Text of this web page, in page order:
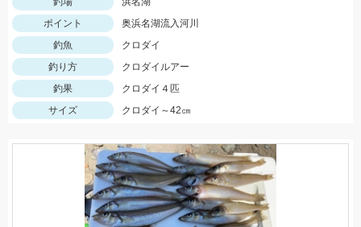
ポイント
奥浜名湖流入河川
釣魚
クロダイ
釣り方
クロダイルアー
釣果
クロダイ４匹
サイズ
クロダイ～42㎝